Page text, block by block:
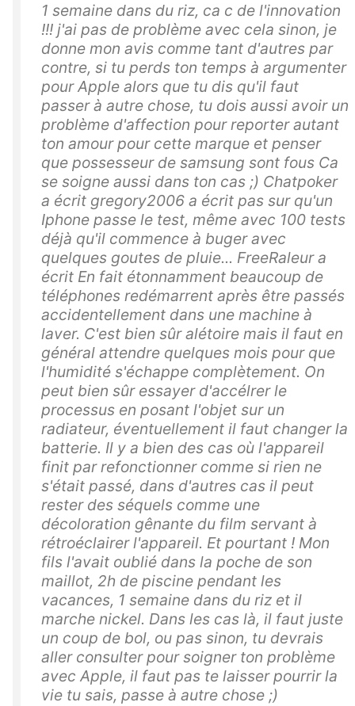
1 semaine dans du riz, ca c de l'innovation
!!! j'ai pas de problème avec cela sinon, je
donne mon avis comme tant d'autres par
contre, si tu perds ton temps à argumenter
pour Apple alors que tu dis qu'il faut
passer à autre chose, tu dois aussi avoir un
problème d'affection pour reporter autant
ton amour pour cette marque et penser
que possesseur de samsung sont fous Ca
se soigne aussi dans ton cas ;) Chatpoker
a écrit gregory2006 a écrit pas sur qu'un
Iphone passe le test, même avec 100 tests
déjà qu'il commence à buger avec
quelques goutes de pluie... FreeRaleur a
écrit En fait étonnamment beaucoup de
téléphones redémarrent après être passés
accidentellement dans une machine à
laver. C'est bien sûr alétoire mais il faut en
général attendre quelques mois pour que
l'humidité s'échappe complètement. On
peut bien sûr essayer d'accélrer le
processus en posant l'objet sur un
radiateur, éventuellement il faut changer la
batterie. Il y a bien des cas où l'appareil
finit par refonctionner comme si rien ne
s'était passé, dans d'autres cas il peut
rester des séquels comme une
décoloration gênante du film servant à
rétroéclairer l'appareil. Et pourtant ! Mon
fils l'avait oublié dans la poche de son
maillot, 2h de piscine pendant les
vacances, 1 semaine dans du riz et il
marche nickel. Dans les cas là, il faut juste
un coup de bol, ou pas sinon, tu devrais
aller consulter pour soigner ton problème
avec Apple, il faut pas te laisser pourrir la
vie tu sais, passe à autre chose ;)